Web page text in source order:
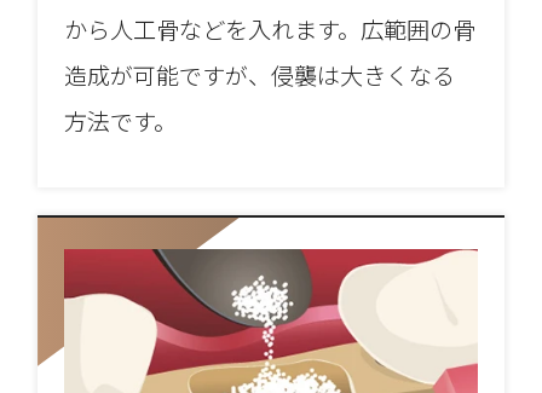
から人工骨などを入れます。広範囲の骨
造成が可能ですが、侵襲は大きくなる
方法です。